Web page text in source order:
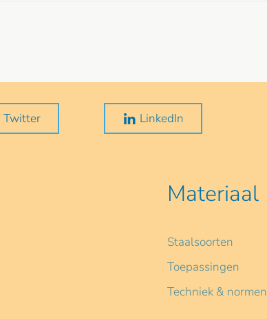
Twitter LinkedIn
Materiaal
Staalsoorten
Toepassingen
Techniek & normen